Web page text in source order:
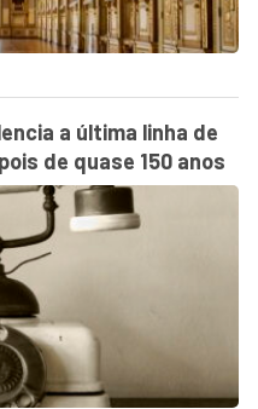
a última linha de
de quase 150 anos